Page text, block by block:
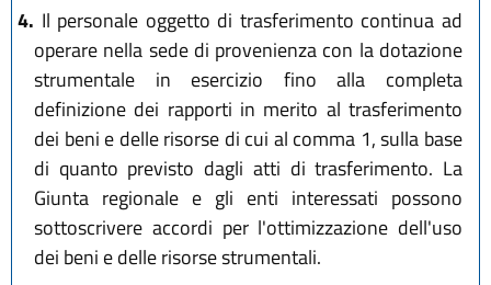
4. Il personale oggetto di trasferimento continua ad
operare nella sede di provenienza con la dotazione
strumentale in esercizio fino alla completa
definizione dei rapporti in merito al trasferimento
dei beni e delle risorse di cui al comma 1, sulla base
di quanto previsto dagli atti di trasferimento. La
Giunta regionale e gli enti interessati possono
sottoscrivere accordi per l'ottimizzazione dell'uso
dei beni e delle risorse strumentali.